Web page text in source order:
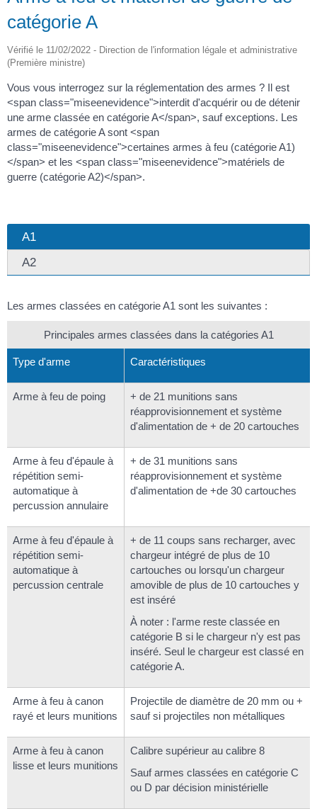
catégorie A
Vérifié le 11/02/2022 - Direction de l'information légale et administrative
(Première ministre)
Vous vous interrogez sur la réglementation des armes ? Il est
<span class="miseenevidence">interdit d'acquérir ou de détenir
une arme classée en catégorie A</span>, sauf exceptions. Les
armes de catégorie A sont <span
class="miseenevidence">certaines armes à feu (catégorie A1)
</span> et les <span class="miseenevidence">matériels de
guerre (catégorie A2)</span>.
A1
A2
Les armes classées en catégorie A1 sont les suivantes :
Principales armes classées dans la catégories A1
Type d'arme Caractéristiques
Arme à feu de poing
+ de 21 munitions sans
réapprovisionnement et système
d'alimentation de + de 20 cartouches
Arme à feu d'épaule à
répétition semi-
automatique à
percussion annulaire
+ de 31 munitions sans
réapprovisionnement et système
d'alimentation de +de 30 cartouches
Arme à feu d'épaule à
répétition semi-
automatique à
percussion centrale
+ de 11 coups sans recharger, avec
chargeur intégré de plus de 10
cartouches ou lorsqu'un chargeur
amovible de plus de 10 cartouches y
est inséré
À noter : l'arme reste classée en
catégorie B si le chargeur n'y est pas
inséré. Seul le chargeur est classé en
catégorie A.
Arme à feu à canon
rayé et leurs munitions
Projectile de diamètre de 20 mm ou +
sauf si projectiles non métalliques
Arme à feu à canon
lisse et leurs munitions
Calibre supérieur au calibre 8
Sauf armes classées en catégorie C
ou D par décision ministérielle